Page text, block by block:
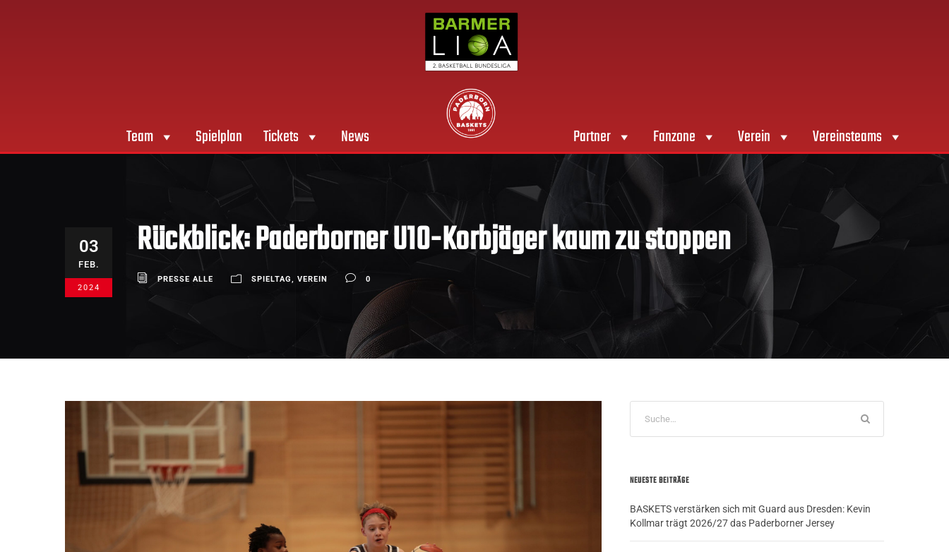
Team Spielplan Tickets News Partner Fanzone Verein Vereinsteams
03
FEB.
2024
Rückblick: Paderborner U10-Korbjäger kaum zu stoppen
PRESSE ALLE SPIELTAG, VEREIN 0
NEUESTE BEITRÄGE
BASKETS verstärken sich mit Guard aus Dresden: Kevin
Kollmar trägt 2026/27 das Paderborner Jersey